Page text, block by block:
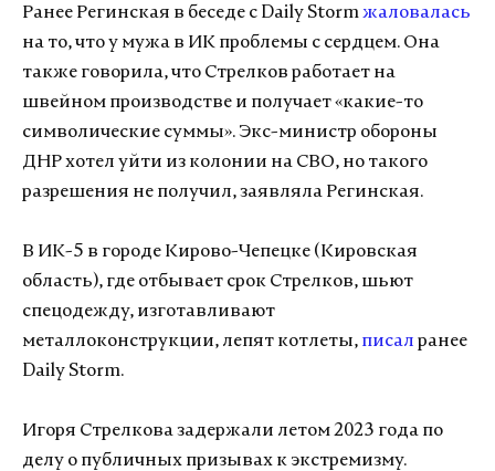
Ранее Регинская в беседе с Daily Stormжаловалась
на то, что у мужа в ИК проблемы с сердцем. Она
также говорила, что Стрелков работает на
швейном производстве и получает «какие-то
символические суммы». Экс-министр обороны
ДНР хотел уйти из колонии на СВО, но такого
разрешения не получил, заявляла Регинская.
В ИК-5 в городе Кирово-Чепецке (Кировская
область), где отбывает срок Стрелков, шьют
спецодежду, изготавливают
металлоконструкции, лепят котлеты, писал ранее
Daily Storm.
Игоря Стрелкова задержали летом 2023 года по
делу о публичных призывах к экстремизму.